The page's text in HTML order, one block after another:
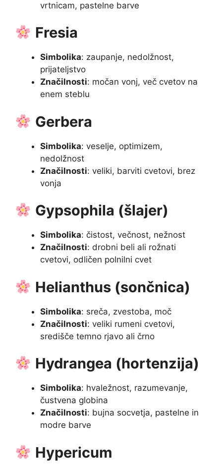
vrtnicam, pastelne barve
Fresia
Simbolika: zaupanje, nedolžnost,
prijateljstvo
Značilnosti: močan vonj, več cvetov na
enem steblu
Gerbera
Simbolika: veselje, optimizem,
nedolžnost
Značilnosti: veliki, barviti cvetovi, brez
vonja
Gypsophila (šlajer)
Simbolika: čistost, večnost, nežnost
Značilnosti: drobni beli ali rožnati
cvetovi, odličen polnilni cvet
Helianthus (sončnica)
Simbolika: sreča, zvestoba, moč
Značilnosti: veliki rumeni cvetovi,
središče temno rjavo ali črno
Hydrangea (hortenzija)
Simbolika: hvaležnost, razumevanje,
čustvena globina
Značilnosti: bujna socvetja, pastelne in
modre barve
Hypericum